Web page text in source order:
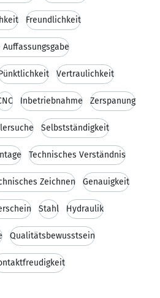
Freundlichkeit
Auffassungsgabe
Vertraulichkeit
Inbetriebnahme Zerspanung
Selbstständigkeit
Technisches Verständnis
Zeichnen Genauigkeit
Stahl Hydraulik
Qualitätsbewusstsein